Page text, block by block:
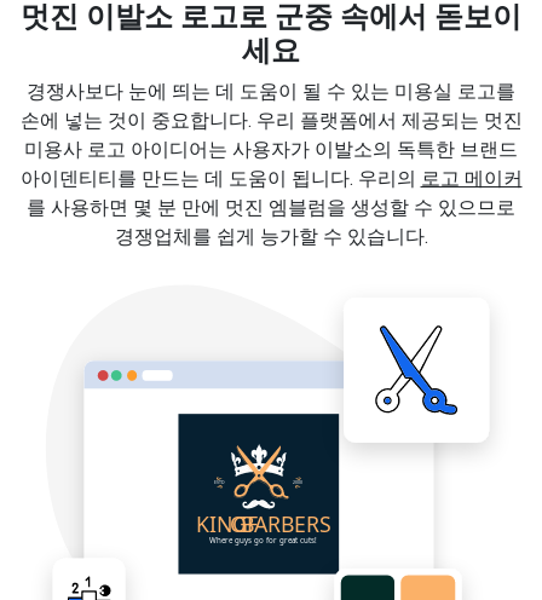
멋진 이발소 로고로 군중 속에서 돋보이
세요
경쟁사보다 눈에 띄는 데 도움이 될 수 있는 미용실 로고를
손에 넣는 것이 중요합니다. 우리 플랫폼에서 제공되는 멋진
미용사 로고 아이디어는 사용자가 이발소의 독특한 브랜드
아이덴티티를 만드는 데 도움이 됩니다. 우리의 로고 메이커
를 사용하면 몇 분 만에 멋진 엠블럼을 생성할 수 있으므로
경쟁업체를 쉽게 능가할 수 있습니다.